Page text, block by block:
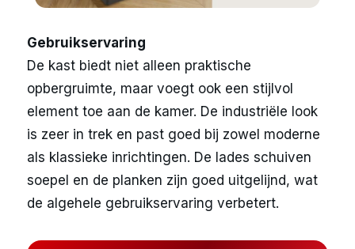
Gebruikservaring
De kast biedt niet alleen praktische
opbergruimte, maar voegt ook een stijlvol
element toe aan de kamer. De industriële look
is zeer in trek en past goed bij zowel moderne
als klassieke inrichtingen. De lades schuiven
soepel en de planken zijn goed uitgelijnd, wat
de algehele gebruikservaring verbetert.